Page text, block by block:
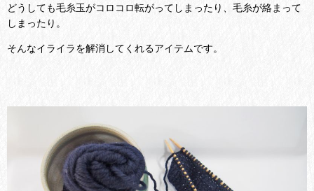
どうしても毛糸玉がコロコロ転がってしまったり、毛糸が絡まって
しまったり。
そんなイライラを解消してくれるアイテムです。